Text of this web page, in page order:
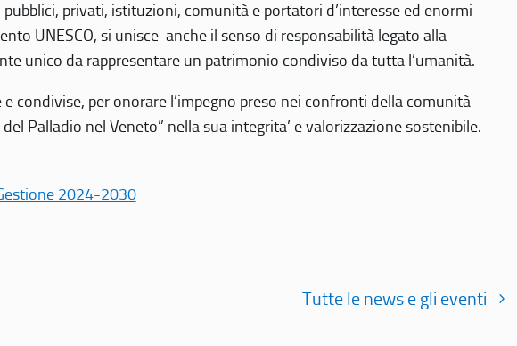
privati, istituzioni, comunità e portatori d’interesse ed enormi
UNESCO, si unisce anche il senso di responsabilità legato alla
unico da rappresentare un patrimonio condiviso da tutta l’umanità.
condivise, per onorare l’impegno preso nei confronti della comunità
Palladio nel Veneto” nella sua integrita’ e valorizzazione sostenibile.
2024-2030
Tutte le news e gli eventi